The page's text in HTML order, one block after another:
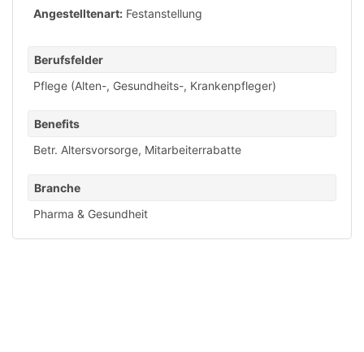
Angestelltenart: Festanstellung
Berufsfelder
Pflege (Alten-, Gesundheits-, Krankenpfleger)
Benefits
Betr. Altersvorsorge, Mitarbeiterrabatte
Branche
Pharma & Gesundheit